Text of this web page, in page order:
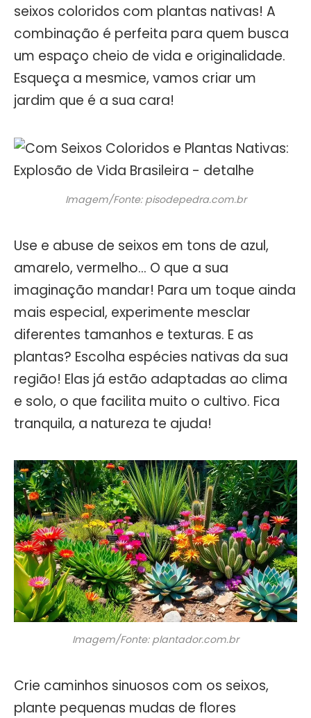
seixos coloridos com plantas nativas! A
combinação é perfeita para quem busca
um espaço cheio de vida e originalidade.
Esqueça a mesmice, vamos criar um
jardim que é a sua cara!
Imagem/Fonte: pisodepedra.com.br
Use e abuse de seixos em tons de azul,
amarelo, vermelho… O que a sua
imaginação mandar! Para um toque ainda
mais especial, experimente mesclar
diferentes tamanhos e texturas. E as
plantas? Escolha espécies nativas da sua
região! Elas já estão adaptadas ao clima
e solo, o que facilita muito o cultivo. Fica
tranquila, a natureza te ajuda!
Imagem/Fonte: plantador.com.br
Crie caminhos sinuosos com os seixos,
plante pequenas mudas de flores